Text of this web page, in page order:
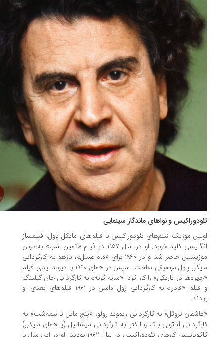
و نواهای ماندگار سینمایی
موزیک فیلم‌های تئودوراکیس با فیلم‌های مایکل پاول، فیلمساز
انگلیسی کلید خورد. او در سال ۱۹۵۷ در فیلم «کمین شب» به‌عنوان
موزیسین حاضر شد و در ۱۹۶۰ برای «ماه عسل»، بازهم به کارگردانی
مایکل پاول موسیقی ساخت. سپس در همان ۱۹۶۰ با دیوید ایدی فیلم
در تاریکی» را کار کرد. «سایه گربه» به کارگردانی جان گیلینگ
و فیلم «فادرا» به کارگردانی ژول داسن در ۱۹۶۱ فیلم‌های بعدی او
تروئل» به کارگردانی ریموند رولو، «پنج مایل تا نیمه‌شب» به
آناتولی باک و الکترا به کارگردانی میشائیل (یا همان مایکل)